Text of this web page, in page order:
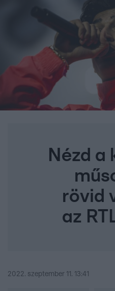
Nézd a
rövid
az
2022. szeptember 11. 13:41